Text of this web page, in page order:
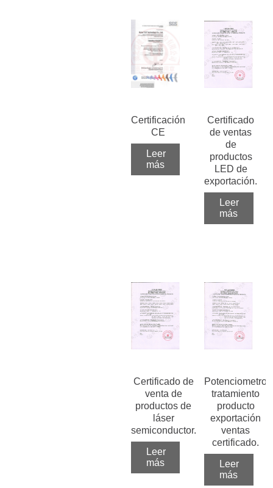
Certificación
CE
Leer
más
Certificado
de ventas
de
productos
LED de
exportación.
Leer
más
Certificado de
venta de
productos de
láser
semiconductor.
Leer
más
Potenciometro
tratamiento
producto
exportación
ventas
certificado.
Leer
más